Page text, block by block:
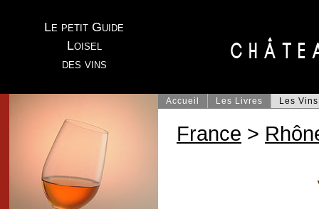
Le petit Guide
Loisel
des vins
Accueil Les Livres Les Vins
France >